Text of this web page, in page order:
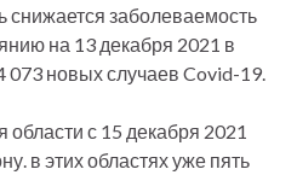
снижается заболеваемость
на 13 декабря 2021 в
073 новых случаев Covid-19.
с 15 декабря 2021
в этих областях уже пять